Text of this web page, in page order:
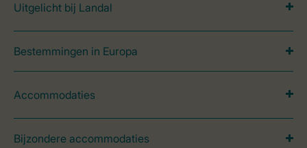
Uitgelicht bij Landal
Bestemmingen in Europa
Accommodaties
Bijzondere accommodaties